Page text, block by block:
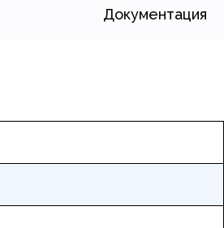
Документация